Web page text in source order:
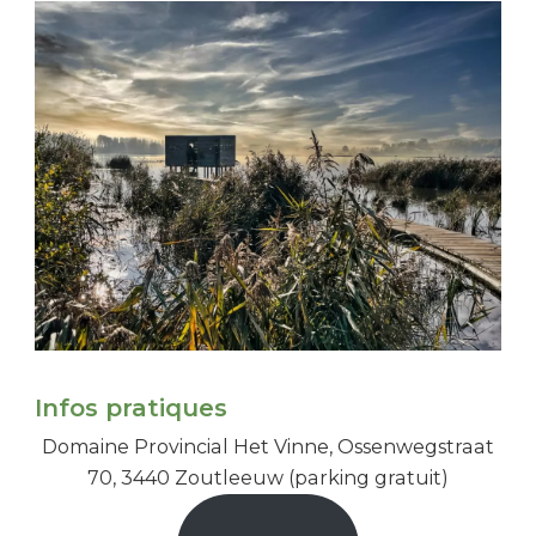
Infos pratiques
Domaine Provincial Het Vinne, Ossenwegstraat
70, 3440 Zoutleeuw (parking gratuit)